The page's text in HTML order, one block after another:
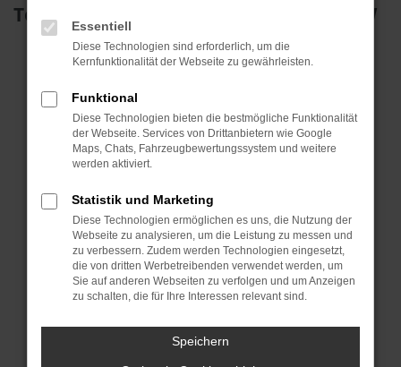
Top Auswahl an Reisemobilen und PKW
Fehler: Network Error
Beim Laden ist ein Fehler aufgetreten.
Hier sind ein paar Tipps, die dir helfen können:
Internetverbindung.
Laden andere Webseiten, zum Beispiel deine
Suchmaschine?
Prüfe deine Browsererweiterungen.
Manche Erweiterungen, wie Werbeblocker,
können das Laden bestimmter Seiten
verhindern. Funktioniert die Seite in einem
anderen Browser oder in einem privaten
Essentiell
Diese Technologien sind erforderlich, um die
Kernfunktionalität der Webseite zu gewährleisten.
Funktional
Diese Technologien bieten die bestmögliche Funktionalität
der Webseite. Services von Drittanbietern wie Google
Maps, Chats, Fahrzeugbewertungssystem und weitere
werden aktiviert.
Statistik und Marketing
Diese Technologien ermöglichen es uns, die Nutzung der
Webseite zu analysieren, um die Leistung zu messen und
zu verbessern. Zudem werden Technologien eingesetzt,
die von dritten Werbetreibenden verwendet werden, um
Sie auf anderen Webseiten zu verfolgen und um Anzeigen
zu schalten, die für Ihre Interessen relevant sind.
Speichern